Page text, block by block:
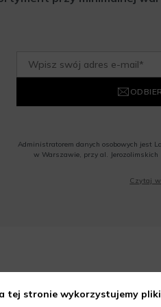
Administratorem danych osobowych jest
w Warszawie, przy al. Jerozolimskich
o.o. informacji handlowych, w tym
Czytaj
zakupy z
tej stronie wykorzystujemy